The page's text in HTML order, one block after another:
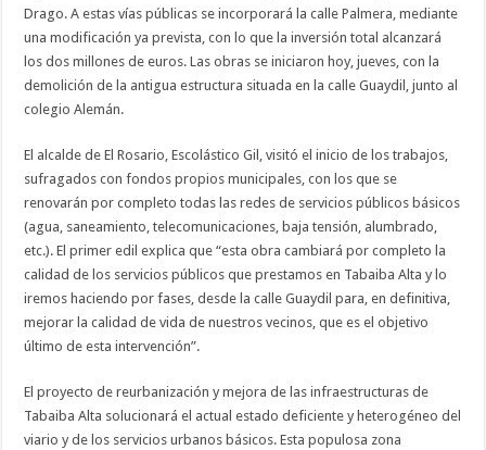
Drago. A estas vías públicas se incorporará la calle Palmera, mediante
una modificación ya prevista, con lo que la inversión total alcanzará
los dos millones de euros. Las obras se iniciaron hoy, jueves, con la
demolición de la antigua estructura situada en la calle Guaydil, junto al
colegio Alemán.
El alcalde de El Rosario, Escolástico Gil, visitó el inicio de los trabajos,
sufragados con fondos propios municipales, con los que se
renovarán por completo todas las redes de servicios públicos básicos
(agua, saneamiento, telecomunicaciones, baja tensión, alumbrado,
etc.). El primer edil explica que “esta obra cambiará por completo la
calidad de los servicios públicos que prestamos en Tabaiba Alta y lo
iremos haciendo por fases, desde la calle Guaydil para, en definitiva,
mejorar la calidad de vida de nuestros vecinos, que es el objetivo
último de esta intervención”.
El proyecto de reurbanización y mejora de las infraestructuras de
Tabaiba Alta solucionará el actual estado deficiente y heterogéneo del
viario y de los servicios urbanos básicos. Esta populosa zona